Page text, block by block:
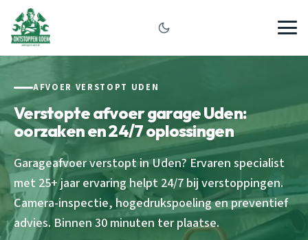
AFVOER VERSTOPT UDEN
Verstopte afvoer garage Uden:
oorzaken en 24/7 oplossingen
Garageafvoer verstopt in Uden? Ervaren specialist
met 25+ jaar ervaring helpt 24/7 bij verstoppingen.
Camera-inspectie, hogedrukspoeling en preventief
advies. Binnen 30 minuten ter plaatse.